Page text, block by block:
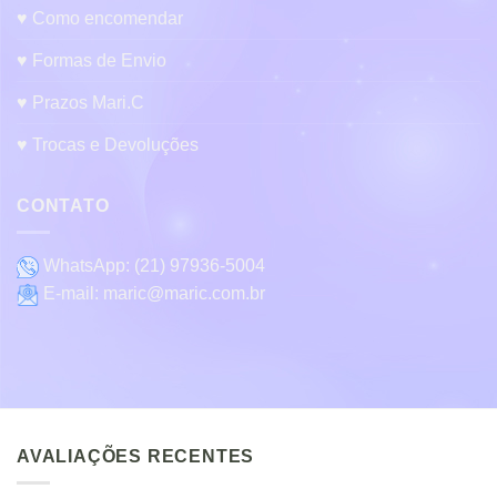
♥ Como encomendar
♥ Formas de Envio
♥ Prazos Mari.C
♥ Trocas e Devoluções
CONTATO
WhatsApp: (21) 97936-5004
E-mail: maric@maric.com.br
AVALIAÇÕES RECENTES